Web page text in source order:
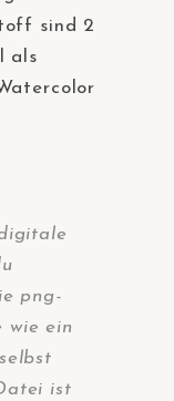
sind 2
als
png-
wie ein
ist